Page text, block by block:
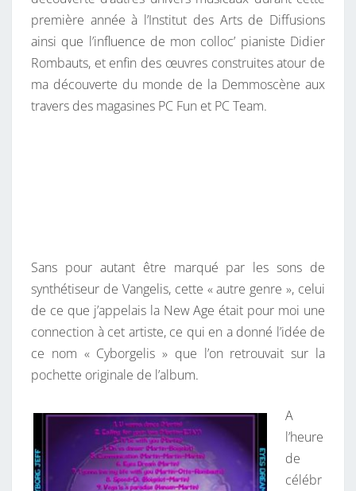
première année à l’Institut des Arts de Diffusions
ainsi que l’influence de mon colloc’ pianiste Didier
Rombauts, et enfin des œuvres construites atour de
ma découverte du monde de la Demmoscène aux
travers des magasines PC Fun et PC Team.
Sans pour autant être marqué par les sons de
synthétiseur de Vangelis, cette « autre genre », celui
de ce que j’appelais la New Age était pour moi une
connection à cet artiste, ce qui en a donné l’idée de
ce nom « Cyborgelis » que l’on retrouvait sur la
pochette originale de l’album.
A
l’heure
de
célébr